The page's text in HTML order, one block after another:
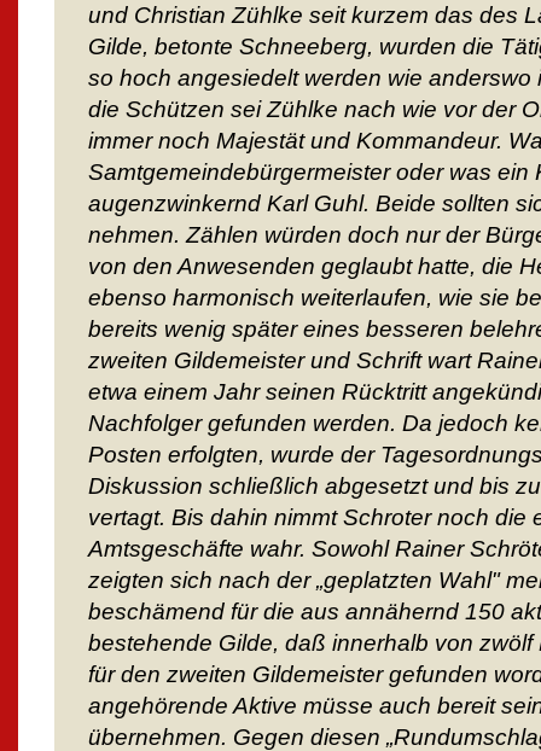
und Christian Zühlke seit kurzem das des
Gilde, betonte Schneeberg, wurden die
so hoch angesiedelt werden wie anderswo
die Schützen sei Zühlke nach wie vor der
immer noch Majestät und Kommandeur.
Samtgemeindebürgermeister oder was ein
augenzwinkernd Karl Guhl. Beide sollten
nehmen. Zählen würden doch nur der
von den Anwesenden geglaubt hatte, die
ebenso harmonisch weiterlaufen, wie sie
bereits wenig später eines besseren
zweiten Gildemeister und Schrift wart
etwa einem Jahr seinen Rücktritt
Nachfolger gefunden werden. Da jedoch
Posten erfolgten, wurde der
Diskussion schließlich abgesetzt und bis
vertagt. Bis dahin nimmt Schroter noch die
Amtsgeschäfte wahr. Sowohl Rainer
zeigten sich nach der „geplatzten Wahl"
beschämend für die aus annähernd 150
bestehende Gilde, daß innerhalb von
für den zweiten Gildemeister gefunden
angehörende Aktive müsse auch bereit
übernehmen. Gegen diesen